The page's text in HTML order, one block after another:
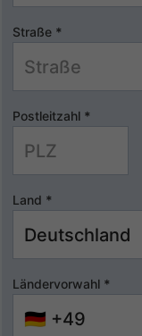
Straße *
Postleitzahl *
Land *
Ländervorwahl *